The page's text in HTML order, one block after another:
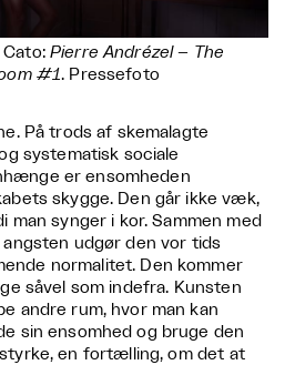
Cato: Pierre Andrézel – The
#1. Pressefoto
På trods af skemalagte
systematisk sociale
er ensomheden
skygge. Den går ikke væk,
man synger i kor. Sammen med
udgør den vor tids
normalitet. Den kommer
såvel som indefra. Kunsten
andre rum, hvor man kan
sin ensomhed og bruge den
en fortælling, om det at